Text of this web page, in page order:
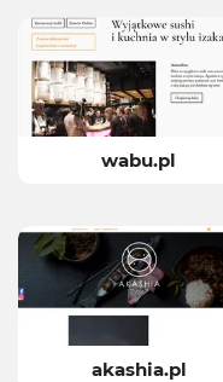
wabu.pl
akashia.pl